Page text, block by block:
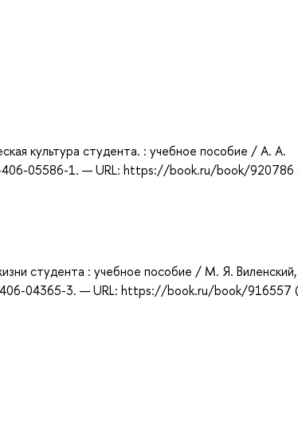
культура студента. : учебное пособие / А. А.
05586-1. — URL: https://book.ru/book/920786
студента : учебное пособие / М. Я. Виленский,
04365-3. — URL: https://book.ru/book/916557